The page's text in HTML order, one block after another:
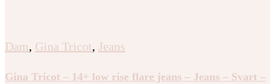
Dam, Gina Tricot, Jeans
Gina Tricot – 14+ low rise flare jeans – Jeans – Svart –